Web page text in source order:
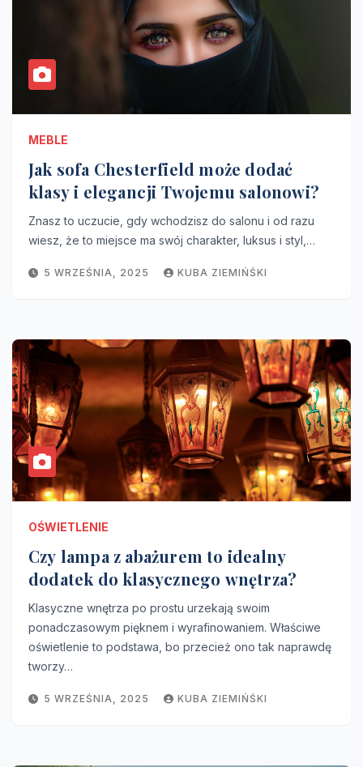
MEBLE
Jak sofa Chesterfield może dodać
klasy i elegancji Twojemu salonowi?
Znasz to uczucie, gdy wchodzisz do salonu i od razu
wiesz, że to miejsce ma swój charakter, luksus i styl,…
5 WRZEŚNIA, 2025 KUBA ZIEMIŃŚKI
OŚWIETLENIE
Czy lampa z abażurem to idealny
dodatek do klasycznego wnętrza?
Klasyczne wnętrza po prostu urzekają swoim
ponadczasowym pięknem i wyrafinowaniem. Właściwe
oświetlenie to podstawa, bo przecież ono tak naprawdę
tworzy…
5 WRZEŚNIA, 2025 KUBA ZIEMIŃŚKI